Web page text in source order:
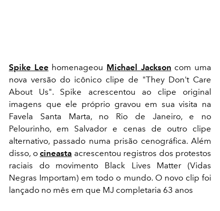
Spike Lee homenageou Michael Jackson com uma
nova versão do icônico clipe de "They Don't Care
About Us". Spike acrescentou ao clipe original
imagens que ele próprio gravou em sua visita na
Favela Santa Marta, no Rio de Janeiro, e no
Pelourinho, em Salvador e cenas de outro clipe
alternativo, passado numa prisão cenográfica. Além
disso, o cineasta acrescentou registros dos protestos
raciais do movimento Black Lives Matter (Vidas
Negras Importam) em todo o mundo. O novo clip foi
lançado no mês em que MJ completaria 63 anos